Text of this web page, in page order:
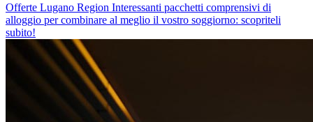
Offerte Lugano Region Interessanti pacchetti comprensivi di
alloggio per combinare al meglio il vostro soggiorno: scopriteli
subito!